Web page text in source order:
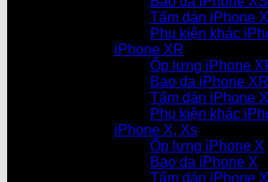
Tấm dán iPhone
Phụ kiện khác
iPhone XR
Ốp lưng iPhone
Bao da iPhone XR
Tấm dán iPhone
Phụ kiện khác
iPhone X, Xs
Ốp lưng iPhone X
Bao da iPhone X
Tấm dán iPhone X